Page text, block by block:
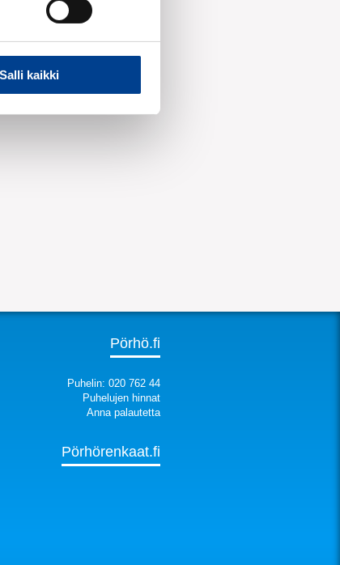
Salli kaikki
Pörhö.fi
Puhelin: 020 762 44
Puhelujen hinnat
Anna palautetta
Pörhörenkaat.fi